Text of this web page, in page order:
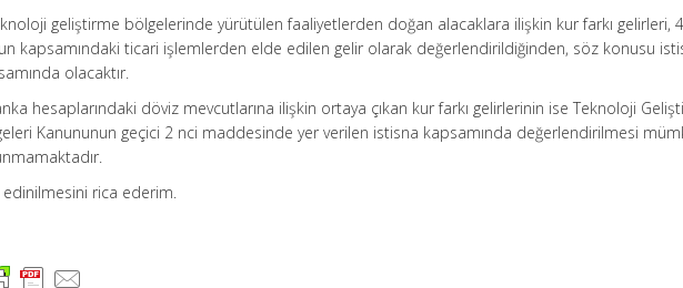
geliştirme bölgelerinde yürütülen faaliyetlerden doğan alacaklara ilişkin kur farkı gelirleri,
kapsamındaki ticari işlemlerden elde edilen gelir olarak değerlendirildiğinden, söz konusu
olacaktır.
hesaplarındaki döviz mevcutlarına ilişkin ortaya çıkan kur farkı gelirlerinin ise Teknoloji
Kanununun geçici 2 nci maddesinde yer verilen istisna kapsamında değerlendirilmesi
edinilmesini rica ederim.